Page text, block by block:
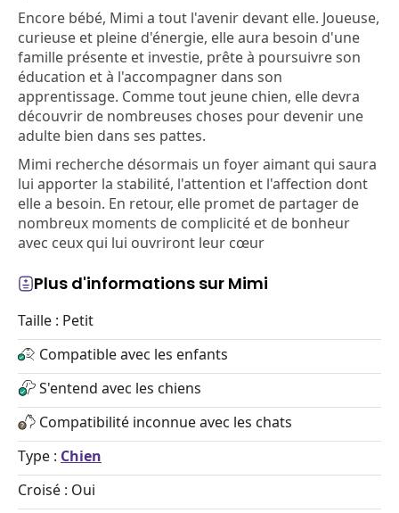
Encore bébé, Mimi a tout l'avenir devant elle. Joueuse,
curieuse et pleine d'énergie, elle aura besoin d'une
famille présente et investie, prête à poursuivre son
éducation et à l'accompagner dans son
apprentissage. Comme tout jeune chien, elle devra
découvrir de nombreuses choses pour devenir une
adulte bien dans ses pattes.
Mimi recherche désormais un foyer aimant qui saura
lui apporter la stabilité, l'attention et l'affection dont
elle a besoin. En retour, elle promet de partager de
nombreux moments de complicité et de bonheur
avec ceux qui lui ouvriront leur cœur
Plus d'informations sur Mimi
Taille : Petit
Compatible avec les enfants
S'entend avec les chiens
Compatibilité inconnue avec les chats
Type : Chien
Croisé : Oui